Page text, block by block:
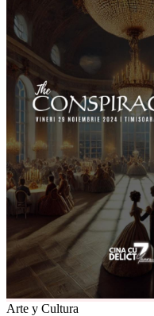
Arte y Cultura